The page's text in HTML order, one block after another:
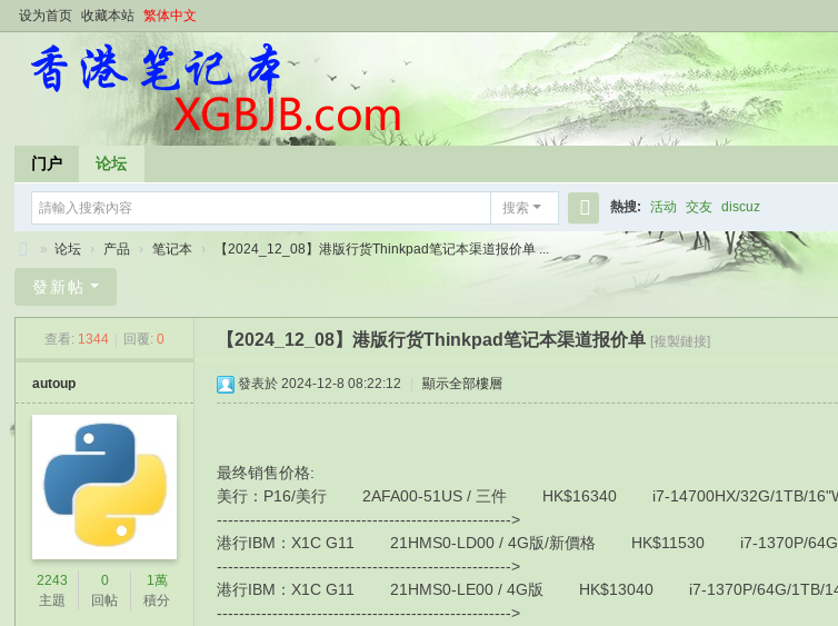
设为首页 收藏本站 繁体中文
门户 论坛
搜索
索
熱搜: 活动 交友 discuz
香
港
记
本
» 论坛 › 产品 › 笔记本 › 【2024_12_08】港版行货Thinkpad笔记本渠道报价单 ...
發新帖
查看: 1344 回覆: 0 【2024_12_08】港版行货Thinkpad笔记本渠道报价单 [複製鏈接]
autoup
2243
主題
0
回帖
1萬
積分
發表於 2024-12-8 08:22:12 顯示全部樓層
最终销售价格:
美行： P16/美行 2AFA00-51US / 三件 HK$16340 i7-14700HX/32G/1TB/
----------------------------------------------------->
港行IBM：X1C G11 21HMS0-LD00 / 4G版/新價格 HK$11530 i7-1370P/64G/
----------------------------------------------------->
港行IBM：X1C G11 21HMS0-LE00 / 4G版 HK$13040 i7-1370P/64G/1TB/14“
----------------------------------------------------->